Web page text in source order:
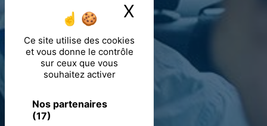
Ce site utilise des cookies
et vous donne le contrôle
sur ceux que vous
souhaitez activer
Nos partenaires
(17)
X Masquer le